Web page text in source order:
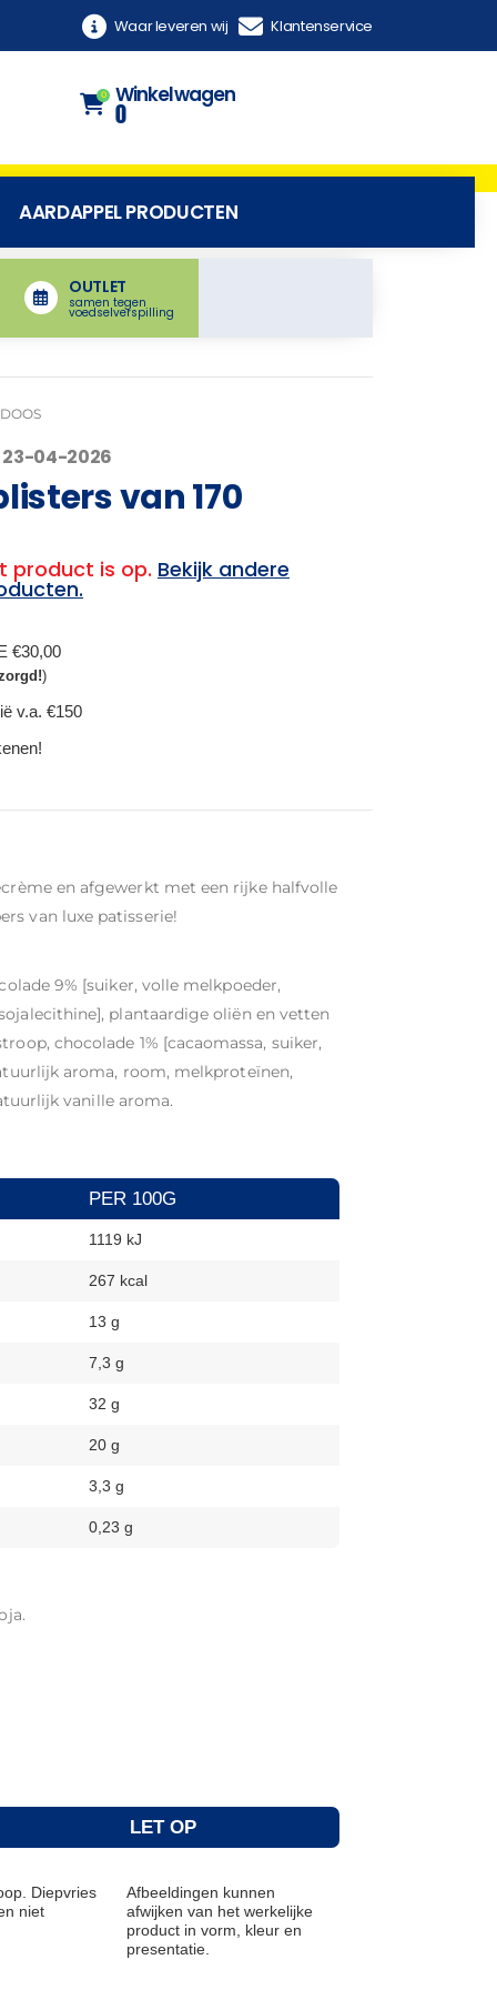
Waar leveren wij Klantenservice
0 Winkelwagen
0
AARDAPPEL PRODUCTEN
OUTLET
samen tegen
voedselverspilling
23-04-2026
van 170
product is op. Bekijk andere
€30,00
)
v.a. €150
en afgewerkt met een rijke halfvolle
van luxe patisserie!
9% [suiker, volle melkpoeder,
plantaardige oliën en vetten
chocolade 1% [cacaomassa, suiker,
aroma, room, melkproteïnen,
vanille aroma.
PER 100G
1119 kJ
267 kcal
13 g
7,3 g
32 g
20 g
3,3 g
0,23 g
LET OP
Diepvries
niet
Afbeeldingen kunnen
afwijken van het werkelijke
product in vorm, kleur en
presentatie.